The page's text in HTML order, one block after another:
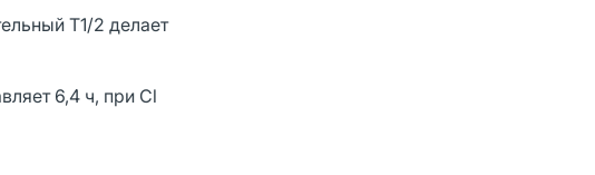
T1/2 делает
6,4 ч, при Cl